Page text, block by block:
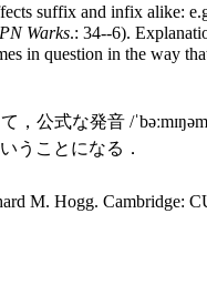
suffix and infix alike:
PN Warks.: 34--6).
in question in the way
公式な発音 /
うことになる．
M. Hogg. Cambridge: